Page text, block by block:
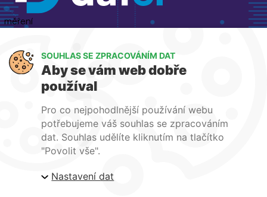
měření
SOUHLAS SE ZPRACOVÁNÍM DAT
Aby se vám web dobře
používal
Pro co nejpohodlnější používání webu
potřebujeme váš souhlas se zpracováním
dat. Souhlas udělíte kliknutím na tlačítko
"Povolit vše".
Nastavení dat